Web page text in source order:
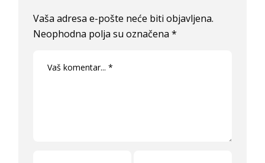
Vaša adresa e-pošte neće biti objavljena.
Neophodna polja su označena*